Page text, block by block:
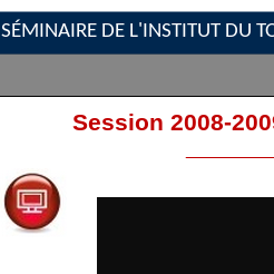
Session 2008-
SÉMINAIRE DE L'INSTITUT DU